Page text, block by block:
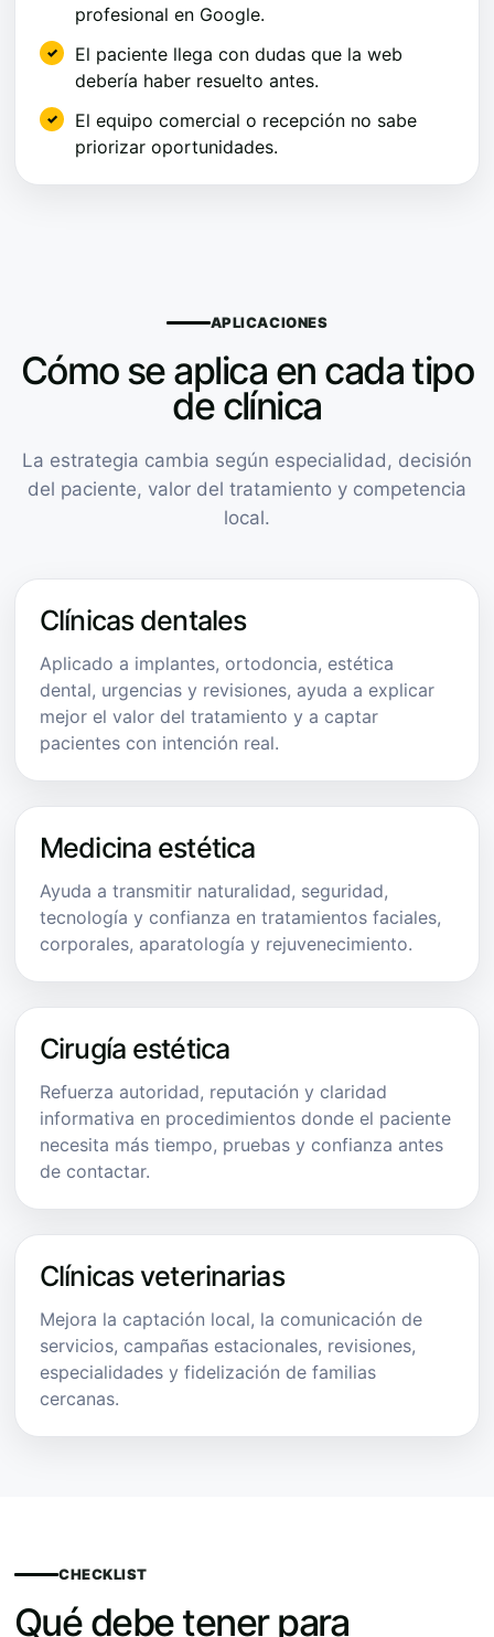
profesional en Google.
El paciente llega con dudas que la web
debería haber resuelto antes.
El equipo comercial o recepción no sabe
priorizar oportunidades.
APLICACIONES
Cómo se aplica en cada tipo
de clínica
La estrategia cambia según especialidad, decisión
del paciente, valor del tratamiento y competencia
local.
Clínicas dentales
Aplicado a implantes, ortodoncia, estética
dental, urgencias y revisiones, ayuda a explicar
mejor el valor del tratamiento y a captar
pacientes con intención real.
Medicina estética
Ayuda a transmitir naturalidad, seguridad,
tecnología y confianza en tratamientos faciales,
corporales, aparatología y rejuvenecimiento.
Cirugía estética
Refuerza autoridad, reputación y claridad
informativa en procedimientos donde el paciente
necesita más tiempo, pruebas y confianza antes
de contactar.
Clínicas veterinarias
Mejora la captación local, la comunicación de
servicios, campañas estacionales, revisiones,
especialidades y fidelización de familias
cercanas.
CHECKLIST
Qué debe tener para